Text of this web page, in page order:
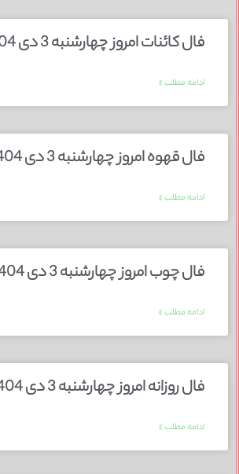
فال کائنات امروز چهارشنبه 3 دی 1404
ادامه مطلب »
فال قهوه امروز چهارشنبه 3 دی 1404
ادامه مطلب »
فال چوب امروز چهارشنبه 3 دی 1404
ادامه مطلب »
فال روزانه امروز چهارشنبه 3 دی 1404
ادامه مطلب »